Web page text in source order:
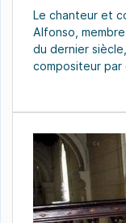
Le chanteur et
Alfonso,
du dernier
compositeur
Nascimento.
nombreux